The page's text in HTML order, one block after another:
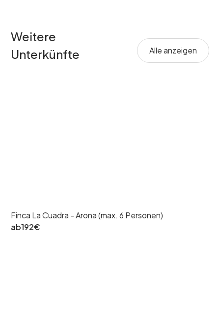
Weitere
Unterkünfte
Alle anzeigen
Finca La Cuadra - Arona (max. 6 Personen)
ab192€